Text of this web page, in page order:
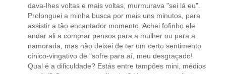
dava-lhes voltas e mais voltas, murmurava "sei lá eu".
Prolonguei a minha busca por mais uns minutos, para
assistir a tão encantador momento. Achei fofinho ele
andar ali a comprar pensos para a mulher ou para a
namorada, mas não deixei de ter um certo sentimento
cínico-vingativo de "sofre para aí, meu desgraçado!
Qual é a dificuldade? Estás entre tampões mini, médios